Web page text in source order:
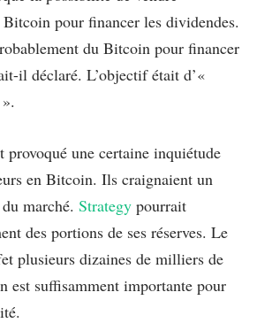
pour financer les dividendes.
du Bitcoin pour financer
il déclaré. L’objectif était d’«
provoqué une certaine inquiétude
en Bitcoin. Ils craignaient un
marché. Strategy pourrait
des portions de ses réserves. Le
plusieurs dizaines de milliers de
est suffisamment importante pour